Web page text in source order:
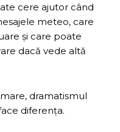
cere ajutor când
meteo, care
și care poate
dacă vede altă
dramatismul
diferența.